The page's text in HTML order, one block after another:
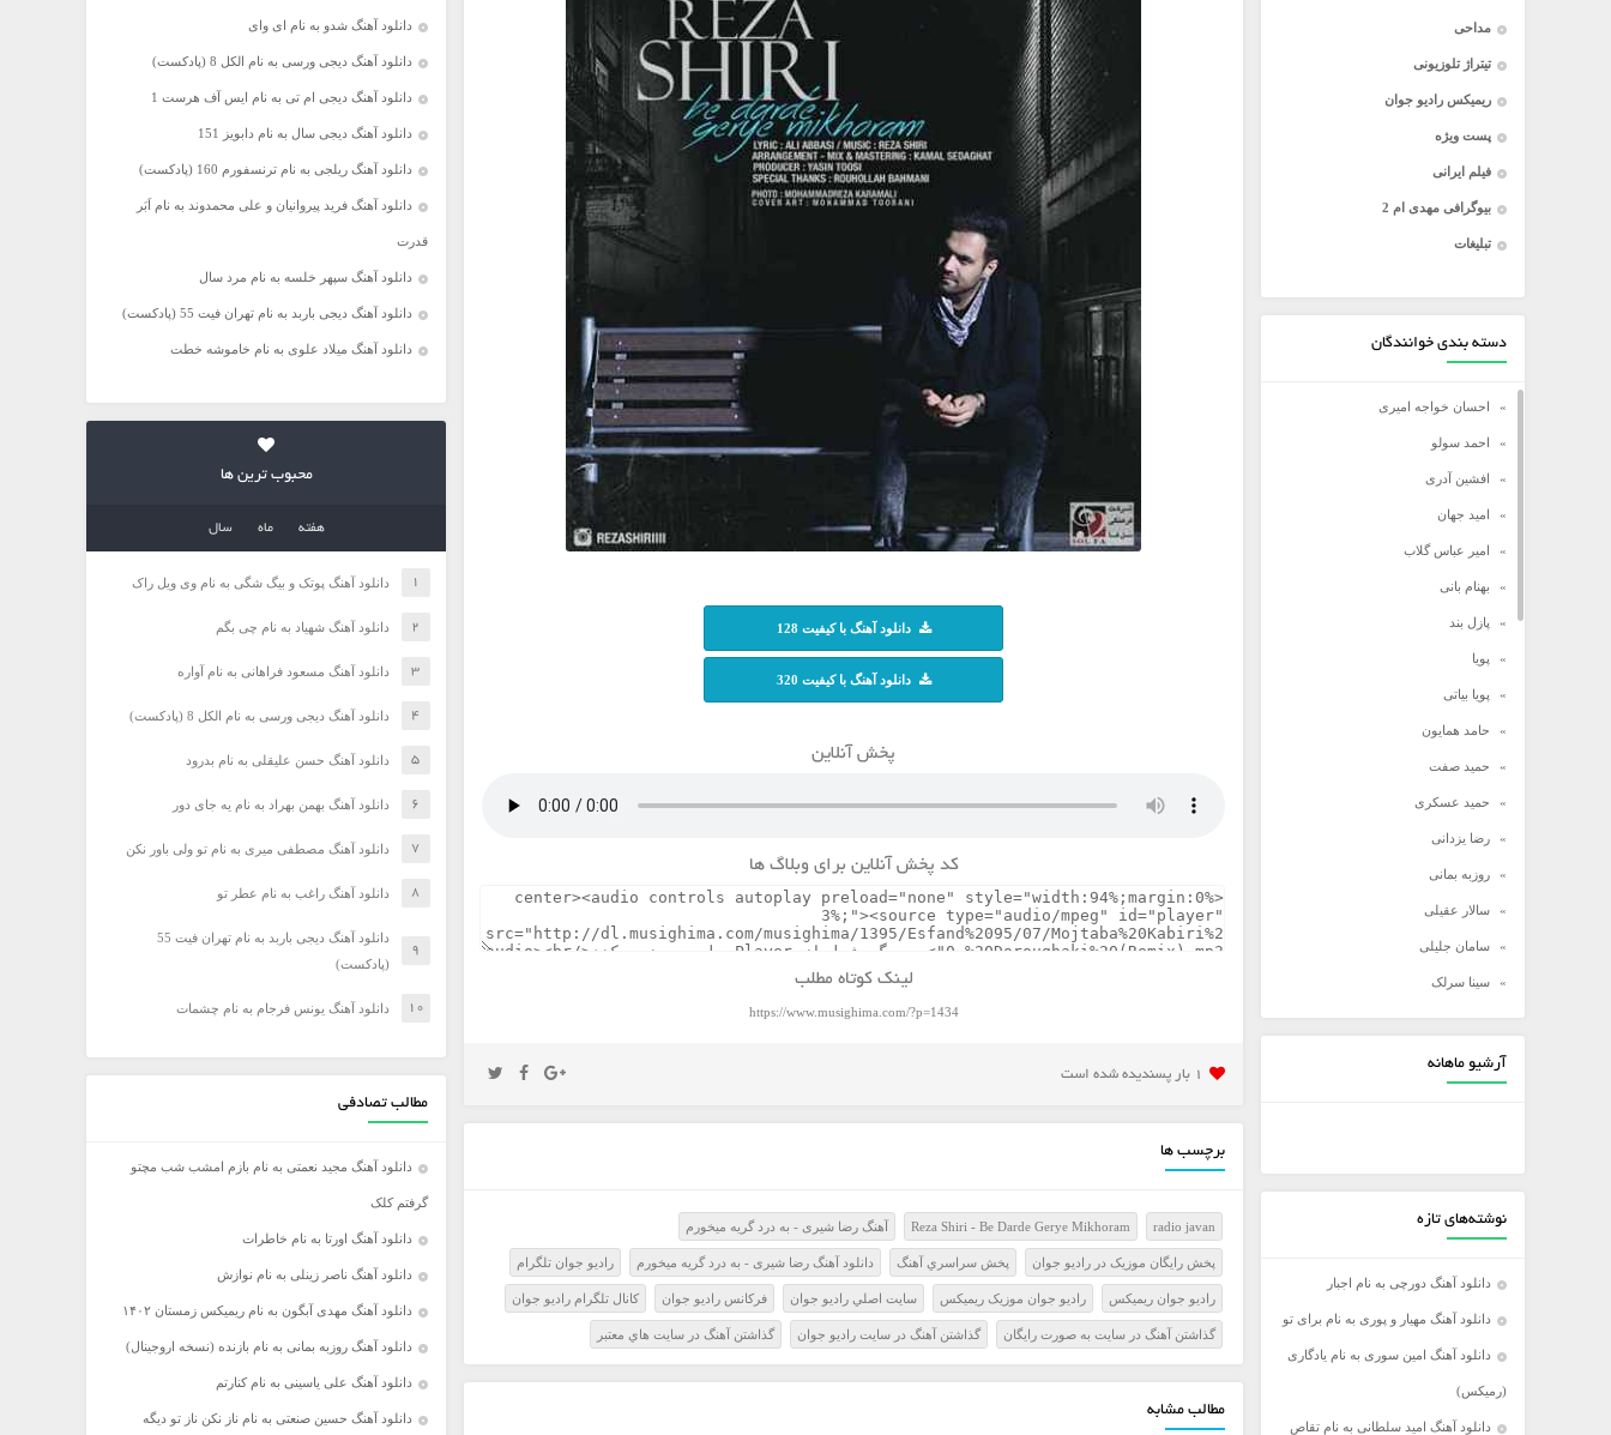
مداحی
تیتراژ تلوزیونی
ریمیکس رادیو جوان
پست ویژه
فیلم ایرانی
بیوگرافی مهدی ام 2
تبلیغات
دسته بندی خوانندگان
احسان خواجه امیری
احمد سولو
افشین آدری
امید جهان
امیر عباس گلاب
بهنام بانی
پازل بند
پویا
پویا بیاتی
حامد همایون
حمید صفت
حمید عسکری
رضا یزدانی
روزبه بمانی
سالار عقیلی
سامان جلیلی
سینا سرلک
شادمهر عقیلی
آرشیو ماهانه
نوشته‌های تازه
دانلود آهنگ دورچی به نام اجبار
دانلود آهنگ مهیار و پوری به نام برای تو
دانلود آهنگ امین سوری به نام یادگاری
(رمیکس)
دانلود آهنگ امید سلطانی به نام تقاص
دانلود آهنگ با کیفیت 128
دانلود آهنگ با کیفیت 320
پخش آنلاین
کد پخش آنلاین برای وبلاگ ها
لینک کوتاه مطلب
https://www.musighima.com/?p=1434
1 بار پسنديده شده است
برچسب ها
radio javan
Reza Shiri - Be Darde Gerye Mikhoram آهنگ رضا شیری - به درد گریه میخورم
پخش رايگان موزيک در راديو جوان پخش سراسري آهنگ دانلود آهنگ رضا شیری - به درد گریه میخورم راديو جوان تلگرام
راديو جوان ريميکس راديو جوان موزيک ريميکس سايت اصلي راديو جوان فرکانس راديو جوان کانال تلگرام راديو جوان
گذاشتن آهنگ در سايت به صورت رايگان گذاشتن آهنگ در سايت راديو جوان گذاشتن آهنگ در سايت هاي معتبر
مطالب مشابه
دانلود آهنگ شدو به نام ای وای
دانلود آهنگ دیجی ورسی به نام الکل 8 (پادکست)
دانلود آهنگ دیجی ام تی به نام ایس آف هرست 1
دانلود آهنگ دیجی سال به نام دابویز 151
دانلود آهنگ ریلجی به نام ترنسفورم 160 (پادکست)
دانلود آهنگ فرید پیروانیان و علی محمدوند به نام اَبَر
قدرت
دانلود آهنگ سپهر خلسه به نام مرد سال
دانلود آهنگ دیجی باربد به نام تهران فیت 55 (پادکست)
دانلود آهنگ میلاد علوی به نام خاموشه خطت
محبوب ترین ها
هفته ماه سال
دانلود آهنگ پوتک و بیگ شگی به نام وی ویل راک
دانلود آهنگ شهیاد به نام چی بگم
دانلود آهنگ مسعود فراهانی به نام آواره
دانلود آهنگ دیجی ورسی به نام الکل 8 (پادکست)
دانلود آهنگ حسن علیقلی به نام بدرود
دانلود آهنگ بهمن بهراد به نام یه جای دور
دانلود آهنگ مصطفی میری به نام تو ولی باور نکن
دانلود آهنگ راغب به نام عطر تو
دانلود آهنگ دیجی باربد به نام تهران فیت 55
(پادکست)
دانلود آهنگ یونس فرجام به نام چشمات
مطالب تصادفی
دانلود آهنگ مجید نعمتی به نام بازم امشب شب مچتو
گرفتم کلک
دانلود آهنگ اورتا به نام خاطرات
دانلود آهنگ ناصر زینلی به نام نوازش
دانلود آهنگ مهدی آبگون به نام ریمیکس زمستان ۱۴۰۲
دانلود آهنگ روزبه بمانی به نام بازنده (نسخه اروجینال)
دانلود آهنگ علی یاسینی به نام کنارتم
دانلود آهنگ حسین صنعتی به نام ناز نکن ناز تو دیگه